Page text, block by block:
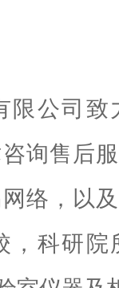
限公司
询售后
络，以
，科研